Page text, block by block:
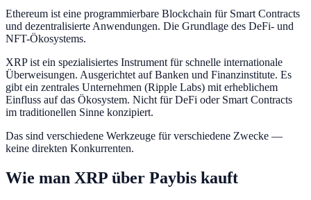
Ethereum ist eine programmierbare Blockchain für Smart Contracts
und dezentralisierte Anwendungen. Die Grundlage des DeFi- und
NFT-Ökosystems.
XRP ist ein spezialisiertes Instrument für schnelle internationale
Überweisungen. Ausgerichtet auf Banken und Finanzinstitute. Es
gibt ein zentrales Unternehmen (Ripple Labs) mit erheblichem
Einfluss auf das Ökosystem. Nicht für DeFi oder Smart Contracts
im traditionellen Sinne konzipiert.
Das sind verschiedene Werkzeuge für verschiedene Zwecke —
keine direkten Konkurrenten.
Wie man XRP über Paybis kauft